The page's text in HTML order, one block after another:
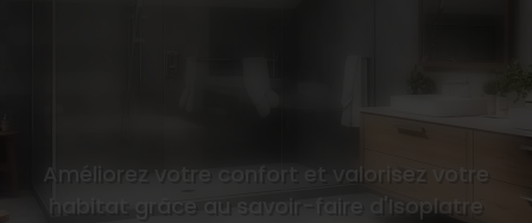
Améliorez votre confort et valorisez votre
habitat grâce au savoir-faire d'Isoplatre